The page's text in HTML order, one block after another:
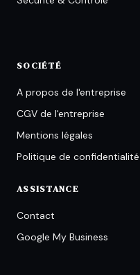
SOCIÉTÉ
A propos de l'entreprise
CGV de l'entreprise
Mentions légales
Politique de confidentialité
ASSISTANCE
Contact
Google My Business